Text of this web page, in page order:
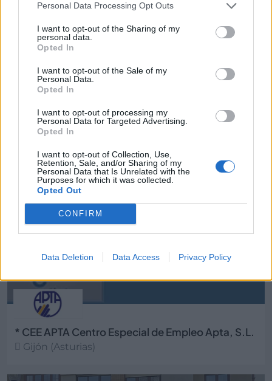
Personal Data Processing Opt Outs
I want to opt-out of the Sharing of my
personal data.
Opted In
I want to opt-out of the Sale of my
Personal Data.
Opted In
I want to opt-out of processing my
Personal Data for Targeted Advertising.
Opted In
I want to opt-out of Collection, Use,
Retention, Sale, and/or Sharing of my
Personal Data that Is Unrelated with the
Purposes for which it was collected.
Opted Out
CONFIRM
Data Deletion Data Access Privacy Policy
Gijon (Asturias)
Ver más
* CEE APTA Centro Especial de Empleo Apta, S.L.
Gijón (Asturias)
Ver más